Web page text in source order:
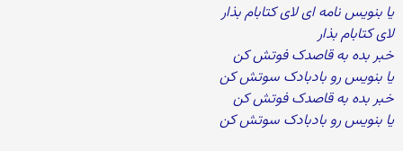
یا بنویس نامه ای لای کتابام بذار
لای کتابام بذار
خبر بده به قاصدک فوتش کن
یا بنویس رو بادبادک سوتش کن
خبر بده به قاصدک فوتش کن
یا بنویس رو بادبادک سوتش کن